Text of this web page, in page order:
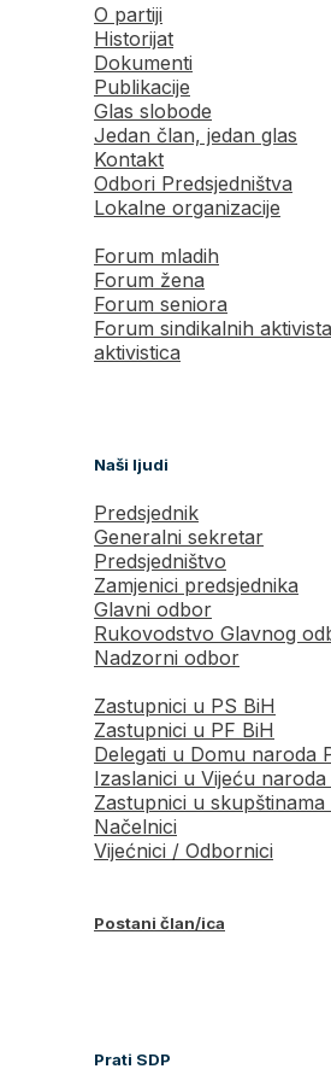
O partiji
Historijat
Dokumenti
Publikacije
Glas slobode
Jedan član, jedan glas
Kontakt
Odbori Predsjedništva
Lokalne organizacije
Forum mladih
Forum žena
Forum seniora
Forum sindikalnih
aktivistica
Naši ljudi
Predsjednik
Generalni sekretar
Predsjedništvo
Zamjenici predsjednika
Glavni odbor
Rukovodstvo Glavnog
Nadzorni odbor
Zastupnici u PS BiH
Zastupnici u PF BiH
Delegati u Domu naroda
Izaslanici u Vijeću naroda
Zastupnici u
Načelnici
Vijećnici / Odbornici
Postani član/ica
Prati SDP